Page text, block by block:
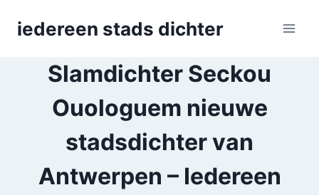
iedereen stads dichter
Slamdichter Seckou
Ouologuem nieuwe
stadsdichter van
Antwerpen – Iedereen